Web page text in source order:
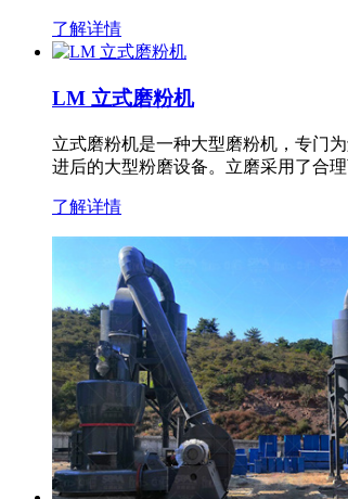
了解详情
LM 立式磨粉机
立式磨粉机是一种大型磨粉机，专门
进后的大型粉磨设备。立磨采用了合
了解详情